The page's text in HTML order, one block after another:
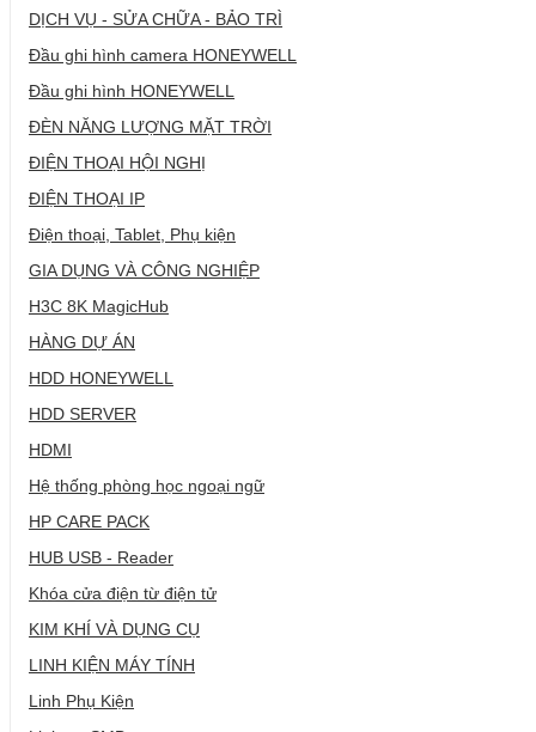
DỊCH VỤ - SỬA CHỮA - BẢO TRÌ
Đầu ghi hình camera HONEYWELL
Đầu ghi hình HONEYWELL
ĐÈN NĂNG LƯỢNG MẶT TRỜI
ĐIỆN THOẠI HỘI NGHỊ
ĐIỆN THOẠI IP
Điện thoại, Tablet, Phụ kiện
GIA DỤNG VÀ CÔNG NGHIỆP
H3C 8K MagicHub
HÀNG DỰ ÁN
HDD HONEYWELL
HDD SERVER
HDMI
Hệ thống phòng học ngoại ngữ
HP CARE PACK
HUB USB - Reader
Khóa cửa điện từ điện tử
KIM KHÍ VÀ DỤNG CỤ
LINH KIỆN MÁY TÍNH
Linh Phụ Kiện